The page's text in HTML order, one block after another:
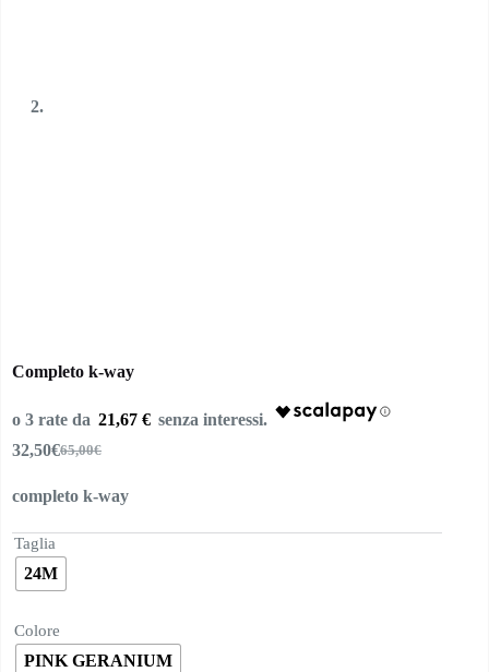
Completo k-way
21,67 €
65,00€
Il
originale
65,00€.
32,50€Il
attuale
32,50€.
completo k-way
Taglia
24M
Colore
PINK GERANIUM